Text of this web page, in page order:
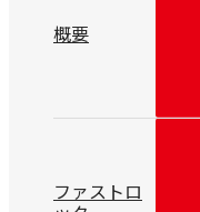
概要
ファストロ